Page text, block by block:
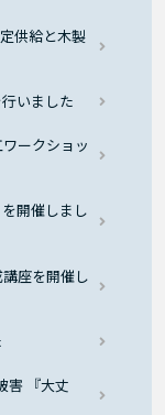
供給と木製
いました
ークショッ
開催しまし
座を開催し
害 『大丈